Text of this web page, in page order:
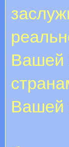
Вашей
Вашей